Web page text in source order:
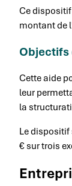
Ce
montant de
Objectifs
Cette aide
leur
la
Le dispositif
€ sur trois